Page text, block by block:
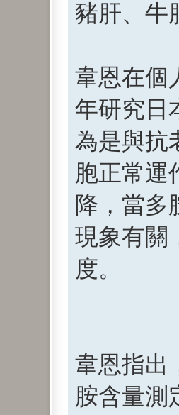
豬肝、牛
韋恩在個
年研究日
為是與抗
胞正常運
降，當多
現象有關
度。
韋恩指出
胺含量測